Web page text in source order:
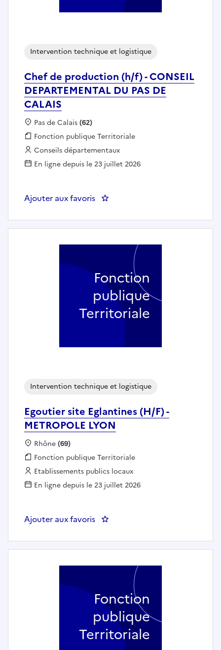
Chef de production (h/f) - CONSEIL
DEPARTEMENTAL DU PAS DE
CALAIS
Intervention technique et logistique
Localisation :
Pas de Calais(62)
Fonction publique :
Fonction publique Territoriale
Employeur :
Conseils départementaux
En ligne depuis le 23 juillet 2026
Ajouter aux favoris : Chef de production (h/f) -
Egoutier site Eglantines (H/F) -
METROPOLE LYON
Intervention technique et logistique
Localisation :
Rhône(69)
Fonction publique :
Fonction publique Territoriale
Employeur :
Etablissements publics locaux
En ligne depuis le 23 juillet 2026
Ajouter aux favoris : Egoutier site Eglantines (H/F) -
Fonction
publique
Territoriale
Fonction
publique
Territoriale